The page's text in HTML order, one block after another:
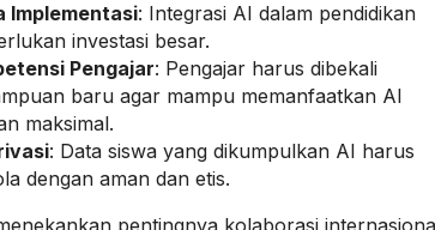
Implementasi: Integrasi AI dalam pendidikan
investasi besar.
Pengajar: Pengajar harus dibekali
baru agar mampu memanfaatkan AI
maksimal.
: Data siswa yang dikumpulkan AI harus
dengan aman dan etis.